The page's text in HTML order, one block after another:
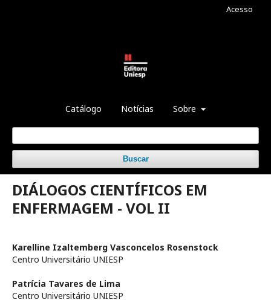
Catálogo Notícias Sobre
Buscar
Acesso
DIÁLOGOS CIENTÍFICOS EM
ENFERMAGEM - VOL II
Karelline Izaltemberg Vasconcelos Rosenstock
Centro Universitário UNIESP
Patrícia Tavares de Lima
Centro Universitário UNIESP